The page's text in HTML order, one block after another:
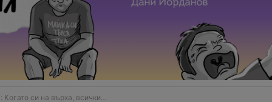
Когато си на върха, всички…